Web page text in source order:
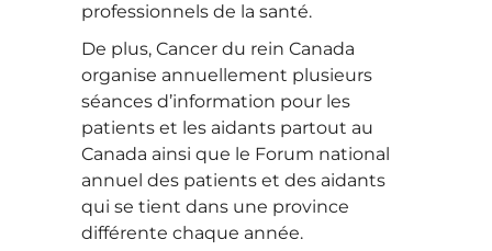
professionnels de la santé.
De plus, Cancer du rein Canada
organise annuellement plusieurs
séances d’information pour les
patients et les aidants partout au
Canada ainsi que le Forum national
annuel des patients et des aidants
qui se tient dans une province
différente chaque année.